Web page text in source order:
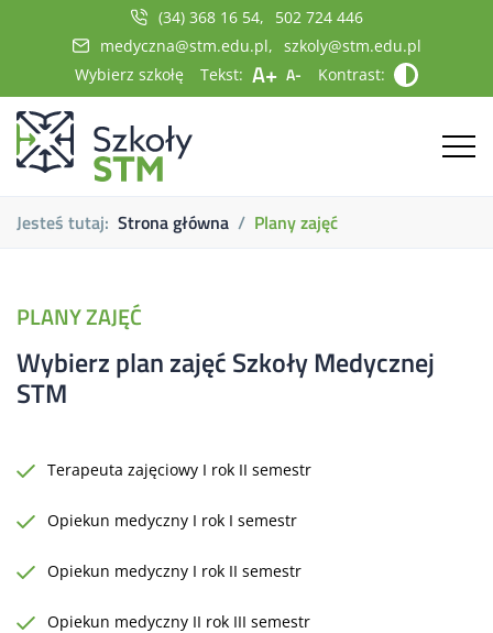
(34) 368 16 54
502 724 446
medyczna@stm.edu.pl
szkoly@stm.edu.pl
Wybierz szkołę
Tekst: A+ A- Kontrast:
Jesteś tutaj: Strona główna Plany zajęć
PLANY ZAJĘĆ
Wybierz plan zajęć Szkoły Medycznej
STM
Terapeuta zajęciowy I rok II semestr
Opiekun medyczny I rok I semestr
Opiekun medyczny I rok II semestr
Opiekun medyczny II rok III semestr